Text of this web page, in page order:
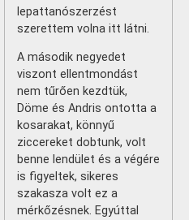
lepattanószerzést
szerettem volna itt látni.
A második negyedet
viszont ellentmondást
nem tűrően kezdtük,
Döme és Andris ontotta a
kosarakat, könnyű
ziccereket dobtunk, volt
benne lendület és a végére
is figyeltek, sikeres
szakasza volt ez a
mérkőzésnek. Egyúttal